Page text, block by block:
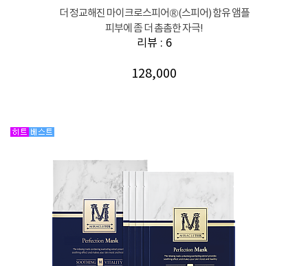
더 정교해진 마이크로스피어®(스피어) 함유 앰플
피부에 좀 더 촘촘한 자극!
리뷰 : 6
128,000